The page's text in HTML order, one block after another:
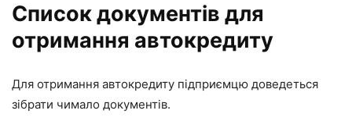
Список документів для
отримання автокредиту
Для отримання автокредиту підприємцю доведеться
зібрати чимало документів.